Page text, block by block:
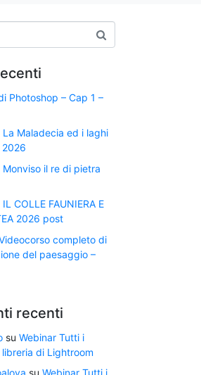
Photoshop – Cap 1 –
La Maladecia ed i laghi
2026
Monviso il re di pietra
COLLE FAUNIERA E
2026 post
completo di
del paesaggio –
recenti
su Webinar Tutti i
di Lightroom
su Webinar Tutti i